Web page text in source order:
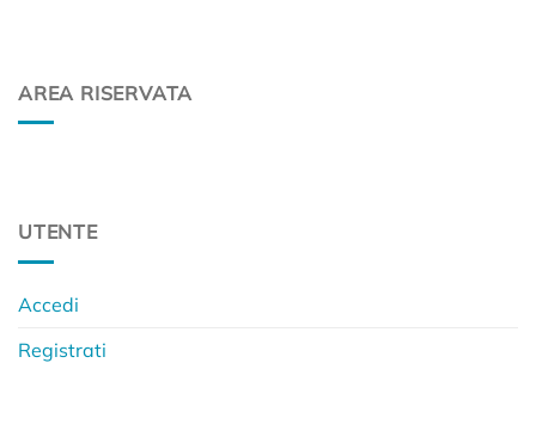
AREA RISERVATA
UTENTE
Accedi
Registrati